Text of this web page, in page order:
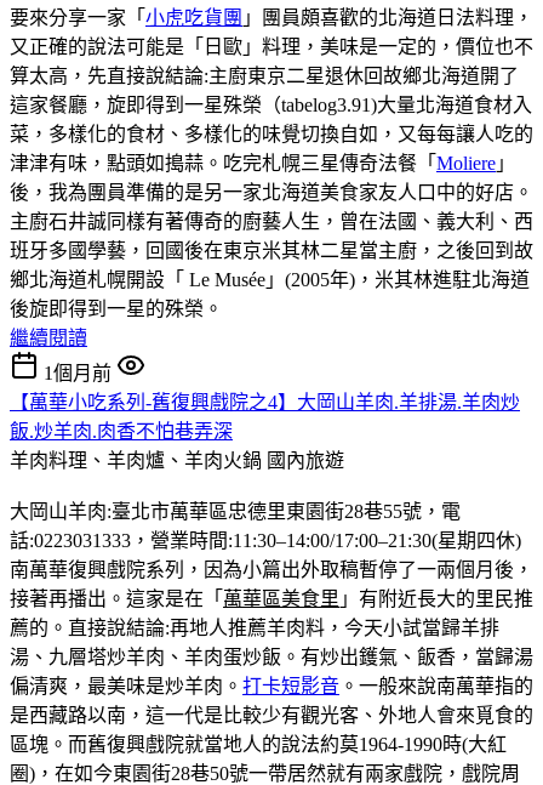
要來分享一家「 小虎吃貨團 」團員頗喜歡的北海道日法料理，
又正確的說法可能是「日歐」料理，美味是一定的，價位也不
算太高，先直接說結論:主廚東京二星退休回故鄉北海道開了
這家餐廳，旋即得到一星殊榮（tabelog3.91)大量北海道食材入
菜，多樣化的食材、多樣化的味覺切換自如，又每每讓人吃的
津津有味，點頭如搗蒜。吃完札幌三星傳奇法餐「 Moliere 」
後，我為團員準備的是另一家北海道美食家友人口中的好店。
主廚石井誠同樣有著傳奇的廚藝人生，曾在法國、義大利、西
班牙多國學藝，回國後在東京米其林二星當主廚，之後回到故
鄉北海道札幌開設「 Le Musée」(2005年)，米其林進駐北海道
後旋即得到一星的殊榮。
繼續閱讀
1個月前
【萬華小吃系列-舊復興戲院之4】大岡山羊肉.羊排湯.羊肉炒
飯.炒羊肉.肉香不怕巷弄深
羊肉料理、羊肉爐、羊肉火鍋 國內旅遊
大岡山羊肉:臺北市萬華區忠德里東園街28巷55號，電
話:0223031333，營業時間:11:30–14:00/17:00–21:30(星期四休)
南萬華復興戲院系列，因為小篇出外取稿暫停了一兩個月後，
接著再播出。這家是在「 萬華區美食里 」有附近長大的里民推
薦的。直接說結論:再地人推薦羊肉料，今天小試當歸羊排
湯、九層塔炒羊肉、羊肉蛋炒飯。有炒出鑊氣、飯香，當歸湯
偏清爽，最美味是炒羊肉。 打卡短影音 。一般來說南萬華指的
是西藏路以南，這一代是比較少有觀光客、外地人會來覓食的
區塊。而舊復興戲院就當地人的說法約莫1964-1990時(大紅
圈)，在如今東園街28巷50號一帶居然就有兩家戲院，戲院周